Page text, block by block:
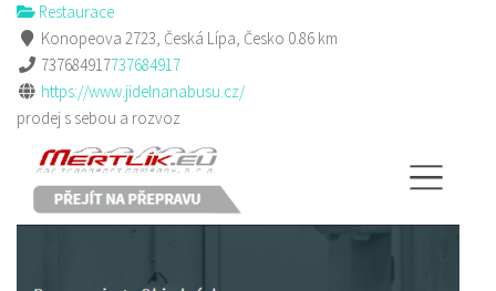
Restaurace
Konopeova 2723, Česká Lípa, Česko 0.86 km
737684917737684917
https://www.jidelnanabusu.cz/
prodej s sebou a rozvoz